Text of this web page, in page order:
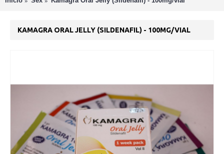
KAMAGRA ORAL JELLY (SILDENAFIL) - 100MG/VIAL